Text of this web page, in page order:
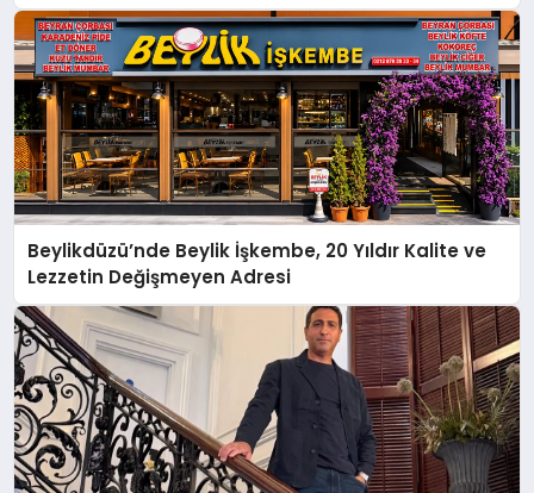
Beylikdüzü’nde Beylik İşkembe, 20 Yıldır Kalite ve
Lezzetin Değişmeyen Adresi